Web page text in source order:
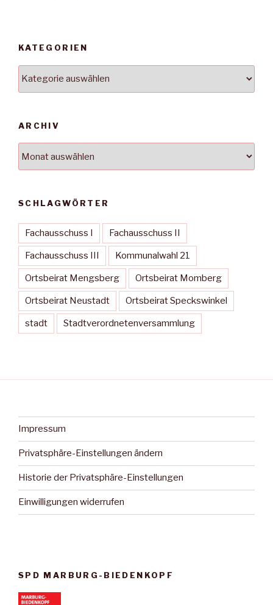
KATEGORIEN
ARCHIV
SCHLAGWÖRTER
Fachausschuss I Fachausschuss II
Fachausschuss III Kommunalwahl 21
Ortsbeirat Mengsberg Ortsbeirat Momberg
Ortsbeirat Neustadt Ortsbeirat Speckswinkel
stadt Stadtverordnetenversammlung
Impressum
Privatsphäre-Einstellungen ändern
Historie der Privatsphäre-Einstellungen
Einwilligungen widerrufen
SPD MARBURG-BIEDENKOPF